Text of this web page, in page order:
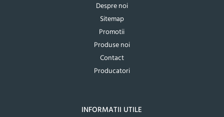
Despre noi
Sitemap
Promotii
Produse noi
Contact
Producatori
INFORMATII UTILE